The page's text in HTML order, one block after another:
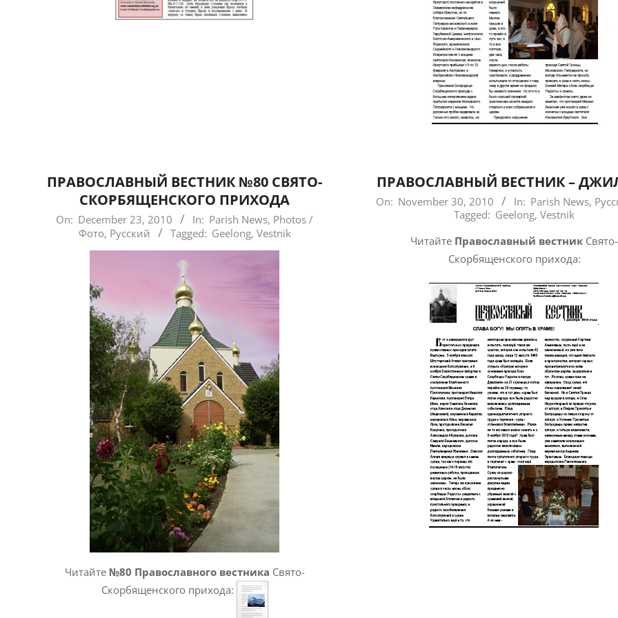
ПРАВОСЛАВНЫЙ ВЕСТНИК №80 СВЯТО-
СКОРБЯЩЕНСКОГО ПРИХОДА
2010-
On: December 23, 2010 In: Parish News, Photos /
Фото, Русский Tagged: Geelong, Vestnik
Читайте №80 Православного вестника Свято-
Скорбященского прихода:
ПРАВОСЛАВНЫЙ ВЕСТНИК –
2010-
On: November 30, 2010 In: Parish News,
Tagged: Geelong,Vestnik
Читайте Православный вестник Свято-
Скорбященского прихода: